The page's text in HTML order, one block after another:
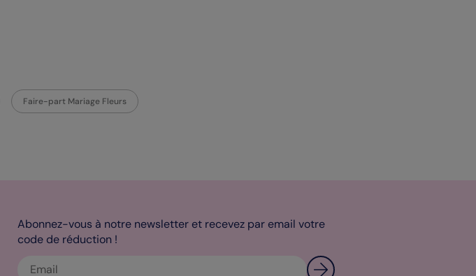
Faire-part Mariage Fleurs
Abonnez-vous à notre newsletter et recevez par email votre
code de réduction !